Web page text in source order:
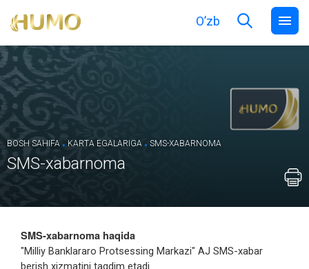
O’zb
BOSH SAHIFA . KARTA EGALARIGA . SMS-ХABARNOMA
SMS-хabarnoma
SMS-xabarnoma haqida
"Milliy Banklararo Protsessing Markazi" AJ SMS-xabar
berish xizmatini taqdim etadi.